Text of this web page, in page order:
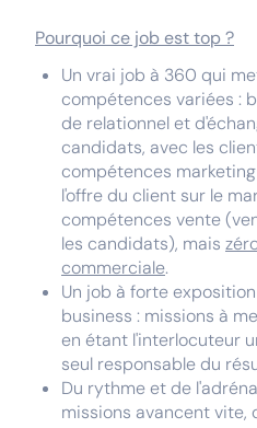
Pourquoi ce job est top ?
Un vrai job à 360 qui
compétences variées :
de relationnel et
candidats, avec les
compétences
l'offre du client sur le
compétences vente
les candidats), mais
commerciale.
Un job à forte
business : missions à
en étant l'interlocuteur
seul responsable du
Du rythme et de
missions avancent vite,